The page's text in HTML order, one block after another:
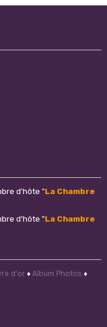
d'hôte "La Chambre
d'hôte "La Chambre
d'or ♦ Album Photos ♦